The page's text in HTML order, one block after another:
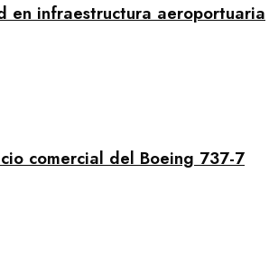
en infraestructura aeroportuaria
comercial del Boeing 737-7